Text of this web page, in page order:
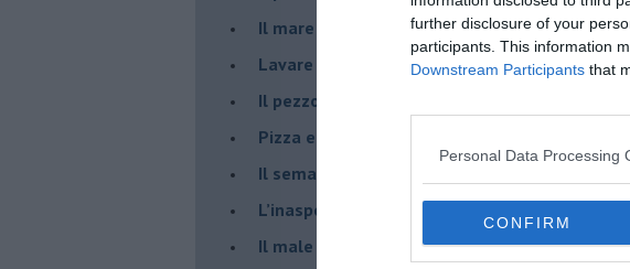
further disclosure of your
participants. This information
Downstream Participants that
Personal Data Processing
CONFIRM
​Il mare d’autunno
​Lavare la coscienza
​Il pezzo di legno
​Pizza e birra
​Il semaforo rosso
​L’inaspettato
​Il male è zucchero